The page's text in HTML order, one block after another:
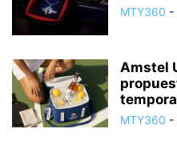
MTY360 -
Amstel
MTY360 -